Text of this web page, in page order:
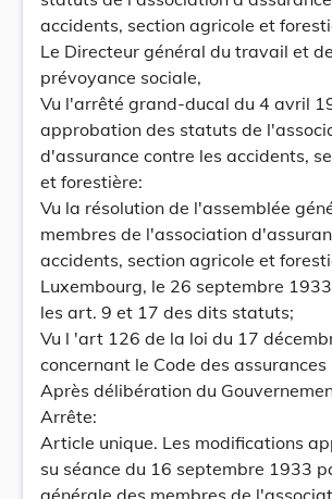
accidents, section agricole et
Le Directeur général du travail et
prévoyance sociale,
Vu l'arrêté grand-ducal du 4 avril
approbation des statuts de
d'assurance contre les accidents,
et forestière:
Vu la résolution de l'assemblée
membres de l'association
accidents, section agricole et
Luxembourg, le 26 septembre
les art. 9 et 17 des dits statuts;
Vu l 'art 126 de la loi du 17
concernant le Code des assurances
Après délibération du
Arrête:
Article unique. Les modifications
su séance du 16 septembre 1933
générale des membres de